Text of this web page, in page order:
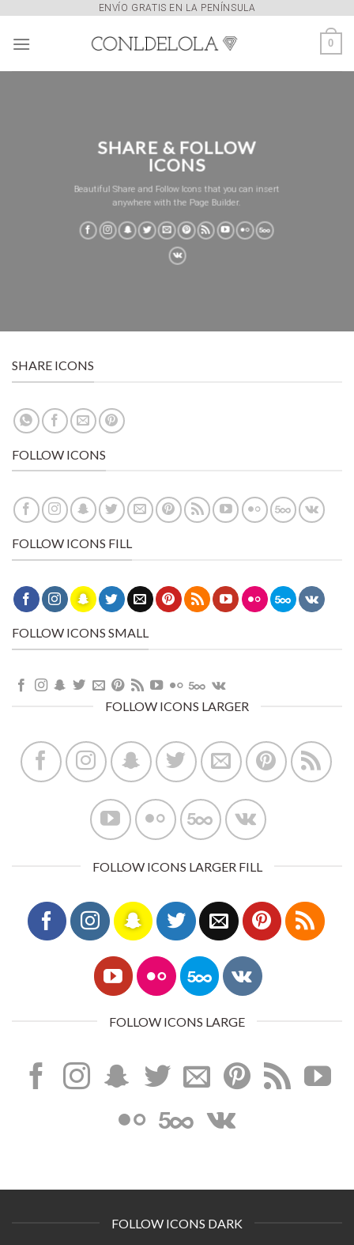
content
ENVÍO GRATIS EN LA PENÍNSULA
0
SHARE & FOLLOW
ICONS
Beautiful Share and Follow Icons that you can insert
anywhere with the Page Builder.
SHARE ICONS
FOLLOW ICONS
FOLLOW ICONS FILL
FOLLOW ICONS SMALL
FOLLOW ICONS LARGER
FOLLOW ICONS LARGER FILL
FOLLOW ICONS LARGE
FOLLOW ICONS DARK